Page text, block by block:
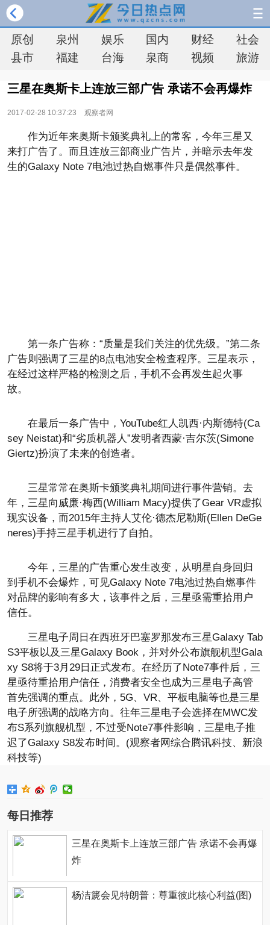
原创 泉州 娱乐 国内 财经
社会
县市
福建 台海 泉商 视频 旅游
三星在奥斯卡上连放三部广告 承诺不会再爆炸
2017-02-28 10:37:23 观察者网
作为近年来奥斯卡颁奖典礼上的常客，今年三星又
来打广告了。而且连放三部商业广告片，并暗示去年发
生的Galaxy Note 7电池过热自燃事件只是偶然事件。
第一条广告称：“质量是我们关注的优先级。”第二条
广告则强调了三星的8点电池安全检查程序。三星表示，
在经过这样严格的检测之后，手机不会再发生起火事
故。
在最后一条广告中，YouTube红人凯西·内斯德特(Ca
sey Neistat)和“劣质机器人”发明者西蒙·吉尔茨(Simone
Giertz)扮演了未来的创造者。
三星常常在奥斯卡颁奖典礼期间进行事件营销。去
年，三星向威廉·梅西(William Macy)提供了Gear VR虚拟
现实设备，而2015年主持人艾伦·德杰尼勒斯(Ellen DeGe
neres)手持三星手机进行了自拍。
今年，三星的广告重心发生改变，从明星自身回归
到手机不会爆炸，可见Galaxy Note 7电池过热自燃事件
对品牌的影响有多大，该事件之后，三星亟需重拾用户
信任。
三星电子周日在西班牙巴塞罗那发布三星Galaxy Tab
S3平板以及三星Galaxy Book，并对外公布旗舰机型Gala
xy S8将于3月29日正式发布。在经历了Note7事件后，三
星亟待重拾用户信任，消费者安全也成为三星电子高管
首先强调的重点。此外，5G、VR、平板电脑等也是三星
电子所强调的战略方向。往年三星电子会选择在MWC发
布S系列旗舰机型，不过受Note7事件影响，三星电子推
迟了Galaxy S8发布时间。(观察者网综合腾讯科技、新浪
科技等)
每日推荐
三星在奥斯卡上连放三部广告 承诺不会再爆
炸
杨洁篪会见特朗普：尊重彼此核心利益(图)